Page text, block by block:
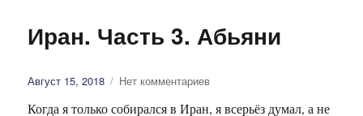
Иран. Часть 3. Абьяни
Опубликовано
Август 15, 2018 Нет комментариев
Когда я только собирался в Иран, я всерьёз думал, а не